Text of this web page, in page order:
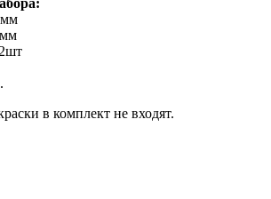
в комплект не входят.